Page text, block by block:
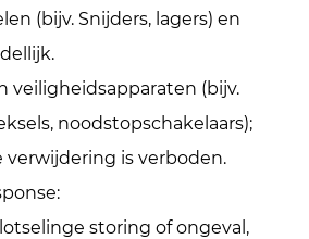
(bijv. Snijders, lagers) en
veiligheidsapparaten (bijv.
noodstopschakelaars);
verwijdering is verboden.
storing of ongeval,